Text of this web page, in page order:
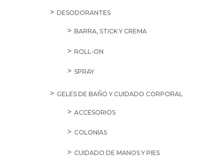
DESODORANTES
BARRA, STICK Y CREMA
ROLL-ON
SPRAY
GELES DE BAÑO Y CUIDADO CORPORAL
ACCESORIOS
COLONIAS
CUIDADO DE MANOS Y PIES